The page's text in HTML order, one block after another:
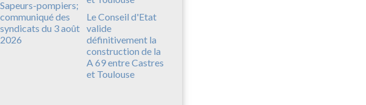
Sapeurs-pompiers;
communiqué des
syndicats du 3 août
2026
Le Conseil d'Etat
valide
définitivement la
construction de la
A 69 entre Castres
et Toulouse